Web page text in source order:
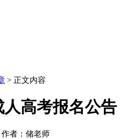
> 正文内容
人高考报名公告
作者：储老师